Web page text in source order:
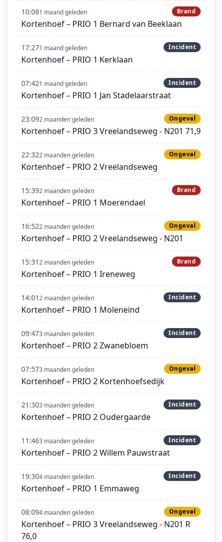
10:081 maand geleden Brand
Kortenhoef – PRIO 1 Bernard van Beeklaan
17:271 maand geleden Incident
Kortenhoef – PRIO 1 Kerklaan
07:421 maand geleden Incident
Kortenhoef – PRIO 1 Jan Stadelaarstraat
23:092 maanden geleden Ongeval
Kortenhoef – PRIO 3 Vreelandseweg - N201 71,9
22:322 maanden geleden Ongeval
Kortenhoef – PRIO 2 Vreelandseweg
15:392 maanden geleden Brand
Kortenhoef – PRIO 1 Moerendael
16:522 maanden geleden Ongeval
Kortenhoef – PRIO 2 Vreelandseweg - N201
15:312 maanden geleden Brand
Kortenhoef – PRIO 1 Ireneweg
14:012 maanden geleden Incident
Kortenhoef – PRIO 1 Moleneind
09:473 maanden geleden Incident
Kortenhoef – PRIO 2 Zwanebloem
07:573 maanden geleden Ongeval
Kortenhoef – PRIO 2 Kortenhoefsedijk
21:303 maanden geleden Incident
Kortenhoef – PRIO 2 Oudergaarde
11:463 maanden geleden Incident
Kortenhoef – PRIO 2 Willem Pauwstraat
19:304 maanden geleden Incident
Kortenhoef – PRIO 1 Emmaweg
08:094 maanden geleden Ongeval
Kortenhoef – PRIO 3 Vreelandseweg - N201 R
76,0